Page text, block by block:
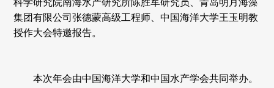
科学研究院南海水产研究所陈胜军研究员、青岛明月海藻
集团有限公司张德蒙高级工程师、中国海洋大学王玉明教
授作大会特邀报告。
本次年会由中国海洋大学和中国水产学会共同举办。